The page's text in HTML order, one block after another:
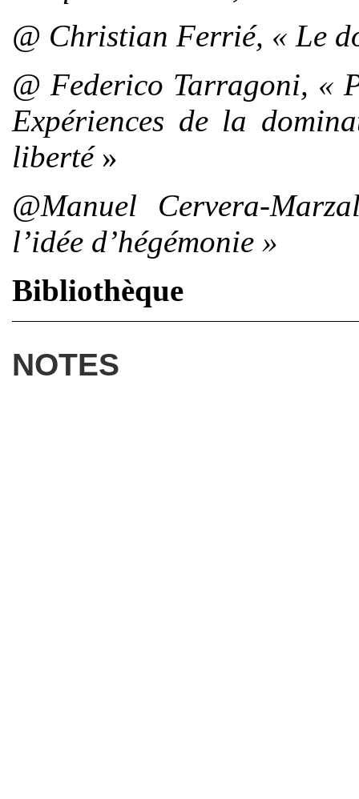
@ Christian Ferrié, « Le
@ Federico Tarragoni, «
Expériences de la
liberté»
@Manuel Cervera-
l’idée d’hégémonie »
Bibliothèque
NOTES